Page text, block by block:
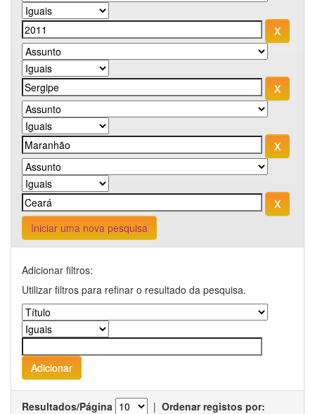
Iniciar uma nova pesquisa
Adicionar filtros:
Utilizar filtros para refinar o resultado da pesquisa.
Resultados/Página | Ordenar registos por: